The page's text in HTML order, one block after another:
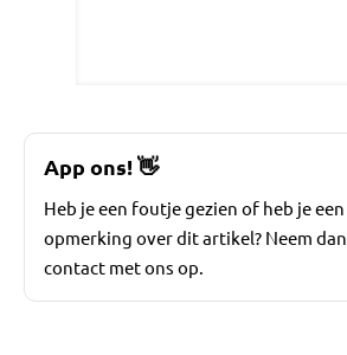
App ons!👋
Heb je een foutje gezien of heb je een
opmerking over dit artikel? Neem dan
contact met ons op.